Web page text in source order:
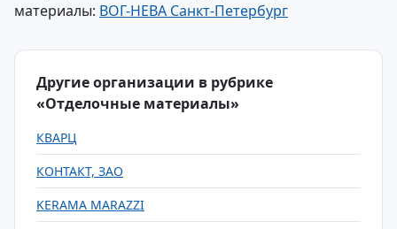
материалы: ВОГ-НЕВА Санкт-Петербург
Другие организации в рубрике
«Отделочные материалы»
КВАРЦ
КОНТАКТ, ЗАО
KERAMA MARAZZI